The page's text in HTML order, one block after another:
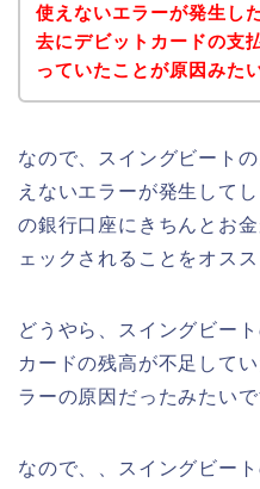
使えないエラーが発生し
去にデビットカードの支
っていたことが原因みた
なので、スイングビート
えないエラーが発生して
の銀行口座にきちんとお
ェックされることをオスス
どうやら、スイングビー
カードの残高が不足して
ラーの原因だったみたいで
なので、、スイングビー